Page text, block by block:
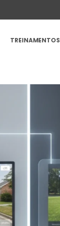
TREINAMENTOS